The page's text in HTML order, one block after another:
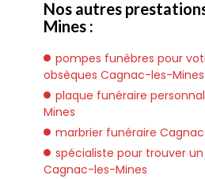
Nos autres
Mines :
pompes funèbres pour
obsèques Cagnac-les-Mines
plaque funéraire
Mines
marbrier funéraire
spécialiste pour trouver
Cagnac-les-Mines